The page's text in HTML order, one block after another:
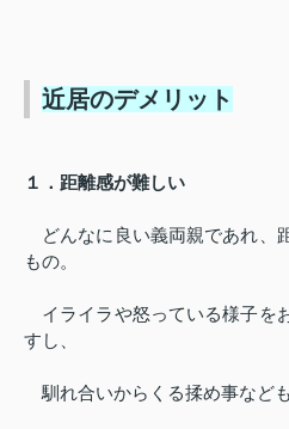
近居のデメリット
１．距離感が難しい
どんなに良い義両親であれ、
もの。
イライラや怒っている様子を
すし、
馴れ合いからくる揉め事など